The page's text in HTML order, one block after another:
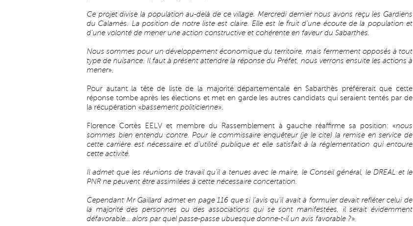
Ce projet divise la population au-delà de ce village. Mercredi dernier nous avons reçu les Gardiens
du Calamès. La position de notre liste est claire. Elle est le fruit d’une écoute de la population et
d’une volonté de mener une action constructive et cohérente en faveur du Sabarthès.
Nous sommes pour un développement économique du territoire, mais fermement opposés à tout
type de nuisance. Il faut à présent attendre la réponse du Préfet, nous verrons ensuite les actions à
mener».
Pour autant la tête de liste de la majorité départementale en Sabarthès préférerait que cette
réponse tombe après les élections et met en garde les autres candidats qui seraient tentés par de
la récupération «bassement politicienne».
Florence Cortès EELV et membre du Rassemblement à gauche réaffirme sa position: «nous
sommes bien entendu contre. Pour le commissaire enquêteur (je le cite) la remise en service de
cette carrière est nécessaire et d’utilité publique et elle satisfait à la réglementation qui entoure
cette activité.
Il admet que les réunions de travail qu’il a tenues avec le maire, le Conseil général, le DREAL et le
PNR ne peuvent être assimilées à cette nécessaire concertation.
Cependant Mr Gaillard admet en page 116 que si l’avis qu’il avait à formuler devait refléter celui de
la majorité des personnes ou des associations qui se sont manifestées, il serait évidemment
défavorable… alors par quel passe-passe ubuesque donne-t-il un avis favorable ?»